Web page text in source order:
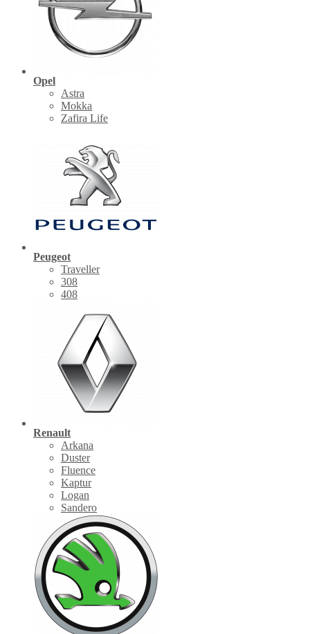
Opel
Astra
Mokka
Zafira Life
Peugeot
Traveller
308
408
Renault
Arkana
Duster
Fluence
Kaptur
Logan
Sandero